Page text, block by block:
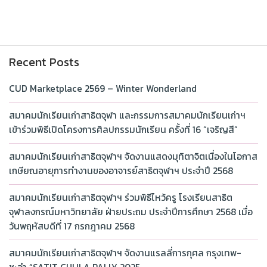
Recent Posts
CUD Marketplace 2569 – Winter Wonderland
สมาคมนักเรียนเก่าสาธิตจุฬา และกรรมการสมาคมนักเรียนเก่าฯ
เข้าร่วมพิธีเปิดโครงการศิลปกรรมนักเรียน ครั้งที่ 16 “เจริญสี”
สมาคมนักเรียนเก่าสาธิตจุฬาฯ จัดงานแสดงมุทิตาจิตเนื่องในโอกาส
เกษียณอายุการทำงานของอาจารย์สาธิตจุฬาฯ ประจำปี 2568
สมาคมนักเรียนเก่าสาธิตจุฬาฯ ร่วมพิธีไหว้ครู โรงเรียนสาธิต
จุฬาลงกรณ์มหาวิทยาลัย ฝ่ายประถม ประจำปีการศึกษา 2568 เมื่อ
วันพฤหัสบดีที่ 17 กรกฎาคม 2568
สมาคมนักเรียนเก่าสาธิตจุฬาฯ จัดงานแรลลี่การกุศล กรุงเทพ-